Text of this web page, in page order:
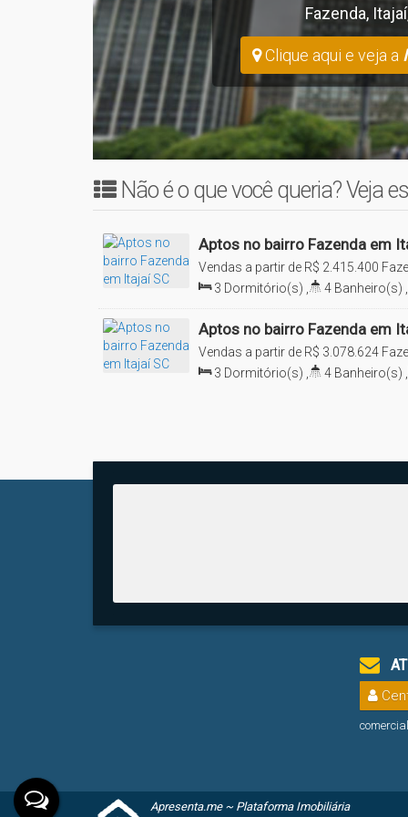
Tipo 2 - 159,190 m² privativos
-> Valor sujeito a alteração conforme tabela da
Nos chame pelo ícone do WhatsApp para marcarmos
Visite a NS Imóveis em Itajaí e conheça esta e outras
Fazenda, Itajaí
Clique aqui e veja a
Não é o que você queria? Veja
Aptos no bairro Fazenda em
R$ 2.415.400
Vendas a partir de
Brasil
3 Dormitório(s) 4 Banheiro(s)
Aptos no bairro Fazenda em
R$ 3.078.624
Vendas a partir de
Brasil
3 Dormitório(s) 4 Banheiro(s)
Apresenta.me ~ Plataforma Imobiliária